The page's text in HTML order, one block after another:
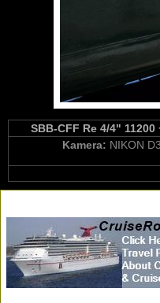
SBB-CFF Re 4/4"
Kamera: NIKON